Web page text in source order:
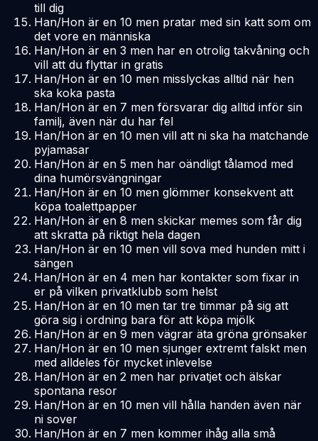
till dig
Han/Hon är en 10 men pratar med sin katt som om
det vore en människa
Han/Hon är en 3 men har en otrolig takvåning och
vill att du flyttar in gratis
Han/Hon är en 10 men misslyckas alltid när hen
ska koka pasta
Han/Hon är en 7 men försvarar dig alltid inför sin
familj, även när du har fel
Han/Hon är en 10 men vill att ni ska ha matchande
pyjamasar
Han/Hon är en 5 men har oändligt tålamod med
dina humörsvängningar
Han/Hon är en 10 men glömmer konsekvent att
köpa toalettpapper
Han/Hon är en 8 men skickar memes som får dig
att skratta på riktigt hela dagen
Han/Hon är en 10 men vill sova med hunden mitt i
sängen
Han/Hon är en 4 men har kontakter som fixar in
er på vilken privatklubb som helst
Han/Hon är en 10 men tar tre timmar på sig att
göra sig i ordning bara för att köpa mjölk
Han/Hon är en 9 men vägrar äta gröna grönsaker
Han/Hon är en 10 men sjunger extremt falskt men
med alldeles för mycket inlevelse
Han/Hon är en 2 men har privatjet och älskar
spontana resor
Han/Hon är en 10 men vill hålla handen även när
ni sover
Han/Hon är en 7 men kommer ihåg alla små